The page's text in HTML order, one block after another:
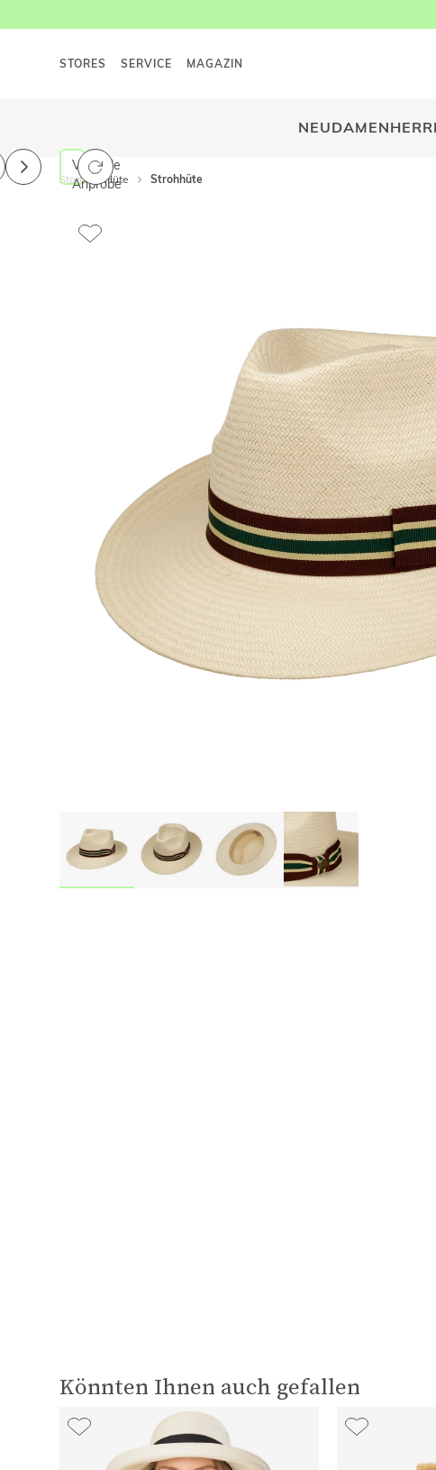
STORES SERVICE MAGAZIN
NEUDAMEN
Start Hüte Strohhüte
Virtuelle
Anprobe
Könnten Ihnen auch gefallen